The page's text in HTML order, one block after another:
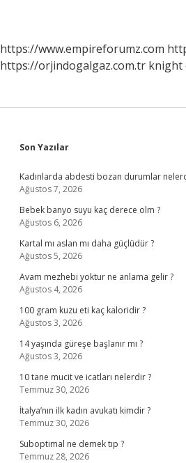
https://www.empireforumz.com
https://orjindogalgaz.com.tr knight
Sidebar
Son Yazılar
Kadınlarda abdesti bozan durumlar
Ağustos 7, 2026
Bebek banyo suyu kaç derece olm ?
Ağustos 6, 2026
Kartal mı aslan mı daha güçlüdür ?
Ağustos 5, 2026
Avam mezhebi yoktur ne anlama gelir ?
Ağustos 4, 2026
100 gram kuzu eti kaç kaloridir ?
Ağustos 3, 2026
14 yaşında güreşe başlanır mı ?
Ağustos 3, 2026
10 tane mucit ve icatları nelerdir ?
Temmuz 30, 2026
İtalya’nın ilk kadın avukatı kimdir ?
Temmuz 30, 2026
Suboptimal ne demek tıp ?
Temmuz 28, 2026